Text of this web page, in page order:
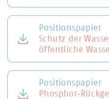
Positionspapier
Schutz der
öffentliche
Positionspapier